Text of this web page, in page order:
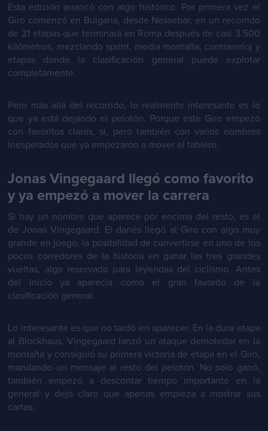
Esta edición arrancó con algo histórico. Por primera vez el
Giro comenzó en Bulgaria, desde Nessebar, en un recorrido
de 21 etapas que terminará en Roma después de casi 3.500
kilómetros, mezclando sprint, media montaña, contrarreloj y
etapas donde la clasificación general puede explotar
completamente.
Pero más allá del recorrido, lo realmente interesante es lo
que ya está dejando el pelotón. Porque este Giro empezó
con favoritos claros, sí, pero también con varios nombres
inesperados que ya empezaron a mover el tablero.
Jonas Vingegaard llegó como favorito
y ya empezó a mover la carrera
Si hay un nombre que aparece por encima del resto, es el
de Jonas Vingegaard. El danés llegó al Giro con algo muy
grande en juego, la posibilidad de convertirse en uno de los
pocos corredores de la historia en ganar las tres grandes
vueltas, algo reservado para leyendas del ciclismo. Antes
del inicio ya aparecía como el gran favorito de la
clasificación general.
Lo interesante es que no tardó en aparecer. En la dura etapa
al Blockhaus, Vingegaard lanzó un ataque demoledor en la
montaña y consiguió su primera victoria de etapa en el Giro,
mandando un mensaje al resto del pelotón. No solo ganó,
también empezó a descontar tiempo importante en la
general y dejó claro que apenas empieza a mostrar sus
cartas.